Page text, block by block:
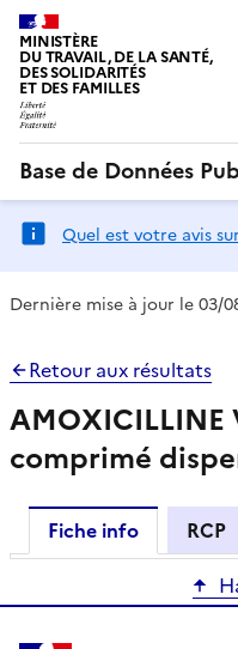
MINISTÈRE
DU TRAVAIL, DE LA SANTÉ,
DES SOLIDARITÉS
ET DES FAMILLES
Base de Données
Quel est votre avis
Dernière mise à jour le 03/
Retour aux résultats
AMOXICILLINE
comprimé
Fiche info RCP